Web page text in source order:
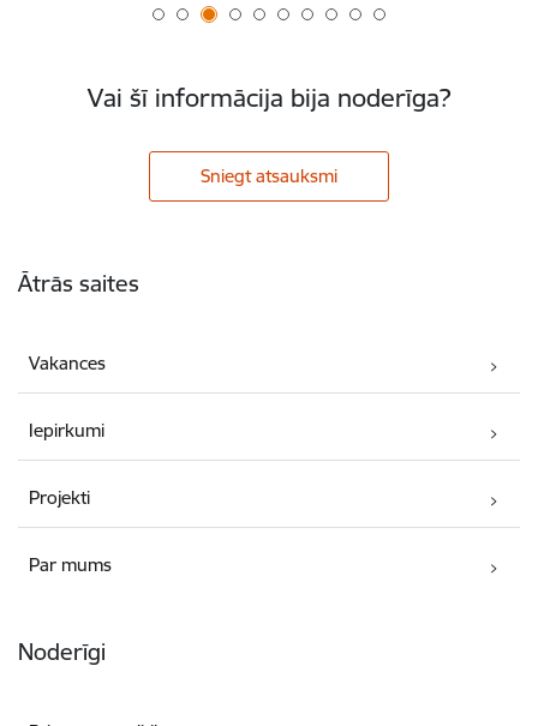
Vai šī informācija bija noderīga?
Sniegt atsauksmi
Ātrās saites
Vakances
Iepirkumi
Projekti
Par mums
Noderīgi